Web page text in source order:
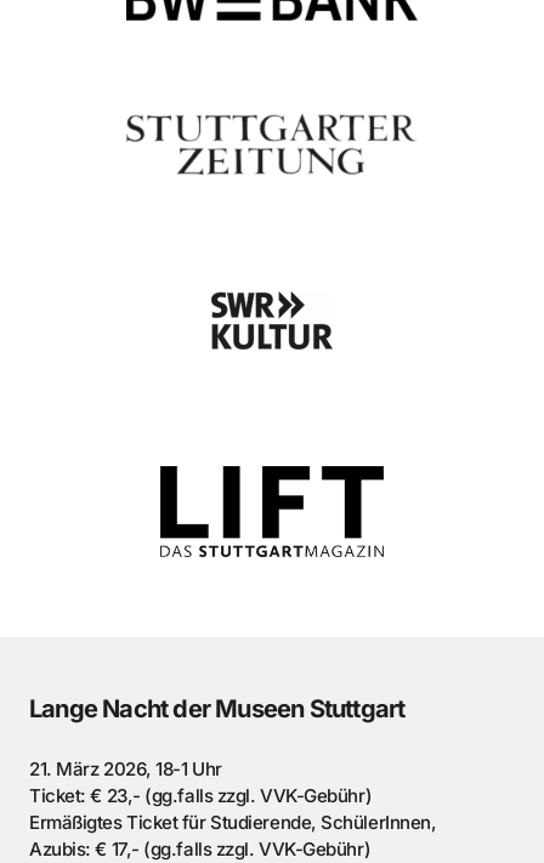
Lange Nacht der Museen Stuttgart
21. März 2026, 18-1 Uhr
Ticket: € 23,- (gg.falls zzgl. VVK-Gebühr)
Ermäßigtes Ticket für Studierende, SchülerInnen,
Azubis: € 17,- (gg.falls zzgl. VVK-Gebühr)